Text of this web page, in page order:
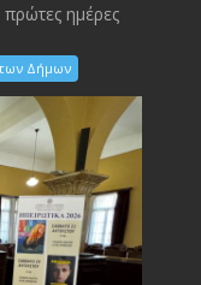
πρώτες ημέρες
Δήμων